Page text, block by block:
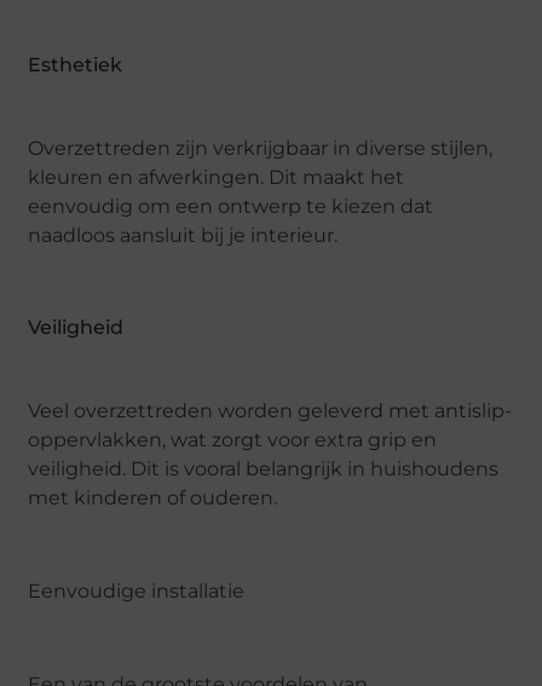
Esthetiek
Overzettreden zijn verkrijgbaar in diverse stijlen,
kleuren en afwerkingen. Dit maakt het
eenvoudig om een ontwerp te kiezen dat
naadloos aansluit bij je interieur.
Veiligheid
Veel overzettreden worden geleverd met antislip-
oppervlakken, wat zorgt voor extra grip en
veiligheid. Dit is vooral belangrijk in huishoudens
met kinderen of ouderen.
Eenvoudige installatie